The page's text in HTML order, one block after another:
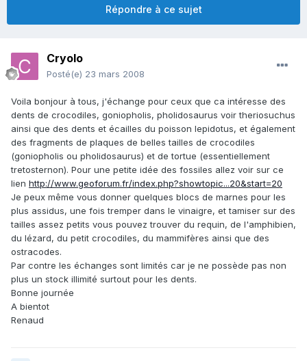
Répondre à ce sujet
Cryolo
Posté(e) 23 mars 2008
Voila bonjour à tous, j'échange pour ceux que ca intéresse des
dents de crocodiles, goniopholis, pholidosaurus voir theriosuchus
ainsi que des dents et écailles du poisson lepidotus, et également
des fragments de plaques de belles tailles de crocodiles
(goniopholis ou pholidosaurus) et de tortue (essentiellement
tretosternon). Pour une petite idée des fossiles allez voir sur ce
lien http://www.geoforum.fr/index.php?showtopic...20&start=20
Je peux même vous donner quelques blocs de marnes pour les
plus assidus, une fois tremper dans le vinaigre, et tamiser sur des
tailles assez petits vous pouvez trouver du requin, de l'amphibien,
du lézard, du petit crocodiles, du mammifères ainsi que des
ostracodes.
Par contre les échanges sont limités car je ne possède pas non
plus un stock illimité surtout pour les dents.
Bonne journée
A bientot
Renaud